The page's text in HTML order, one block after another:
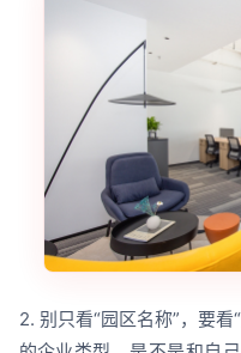
2. 别只看“园区名称”，要